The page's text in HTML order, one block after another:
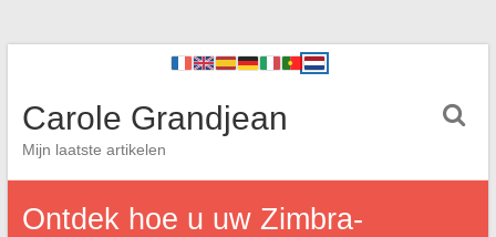
Carole Grandjean
Mijn laatste artikelen
Ontdek hoe u uw Zimbra-